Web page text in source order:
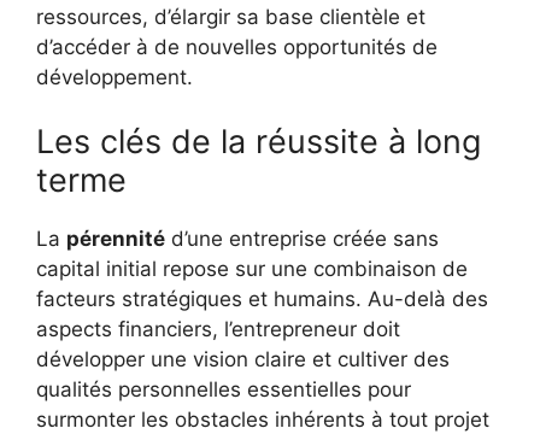
ressources, d’élargir sa base clientèle et
d’accéder à de nouvelles opportunités de
développement.
Les clés de la réussite à long
terme
La pérennité d’une entreprise créée sans
capital initial repose sur une combinaison de
facteurs stratégiques et humains. Au-delà des
aspects financiers, l’entrepreneur doit
développer une vision claire et cultiver des
qualités personnelles essentielles pour
surmonter les obstacles inhérents à tout projet